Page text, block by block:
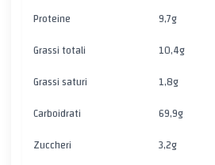
Proteine
9,7g
Grassi totali
10,4g
Grassi saturi
1,8g
Carboidrati
69,9g
Zuccheri
3,2g